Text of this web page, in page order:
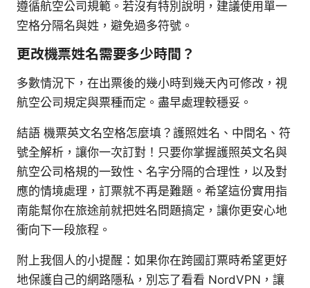
遵循航空公司規範。若沒有特別說明，建議使用單一
空格分隔名與姓，避免過多符號。
更改機票姓名需要多少時間？
多數情況下，在出票後的幾小時到幾天內可修改，視
航空公司規定與票種而定。盡早處理較穩妥。
結語 機票英文名空格怎麼填？護照姓名、中間名、符
號全解析，讓你一次訂對！只要你掌握護照英文名與
航空公司格規的一致性、名字分隔的合理性，以及對
應的情境處理，訂票就不再是難題。希望這份實用指
南能幫你在旅途前就把姓名問題搞定，讓你更安心地
衝向下一段旅程。
附上我個人的小提醒：如果你在跨國訂票時希望更好
地保護自己的網路隱私，別忘了看看 NordVPN，讓